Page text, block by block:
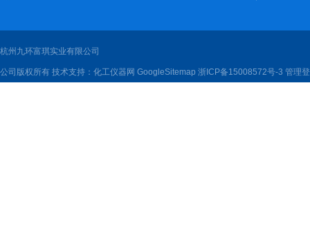
杭州九环富琪实业有限公司
公司版权所有 技术支持： 化工仪器网 GoogleSitemap 浙ICP备15008572号-3 管理